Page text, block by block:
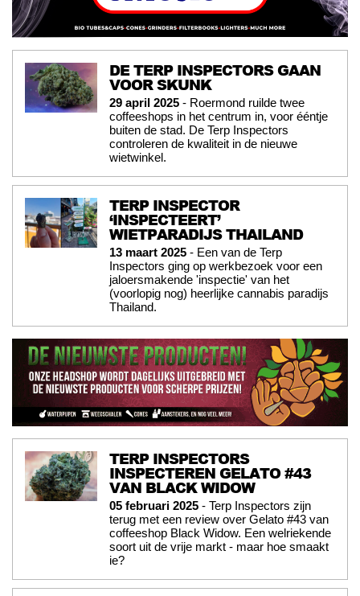
DE TERP INSPECTORS GAAN
VOOR SKUNK
29 april 2025 - Roermond ruilde twee
coffeeshops in het centrum in, voor ééntje
buiten de stad. De Terp Inspectors
controleren de kwaliteit in de nieuwe
wietwinkel.
TERP INSPECTOR
‘INSPECTEERT’
WIETPARADIJS THAILAND
13 maart 2025 - Een van de Terp
Inspectors ging op werkbezoek voor een
jaloersmakende 'inspectie' van het
(voorlopig nog) heerlijke cannabis paradijs
Thailand.
TERP INSPECTORS
INSPECTEREN GELATO #43
VAN BLACK WIDOW
05 februari 2025 - Terp Inspectors zijn
terug met een review over Gelato #43 van
coffeeshop Black Widow. Een welriekende
soort uit de vrije markt - maar hoe smaakt
ie?